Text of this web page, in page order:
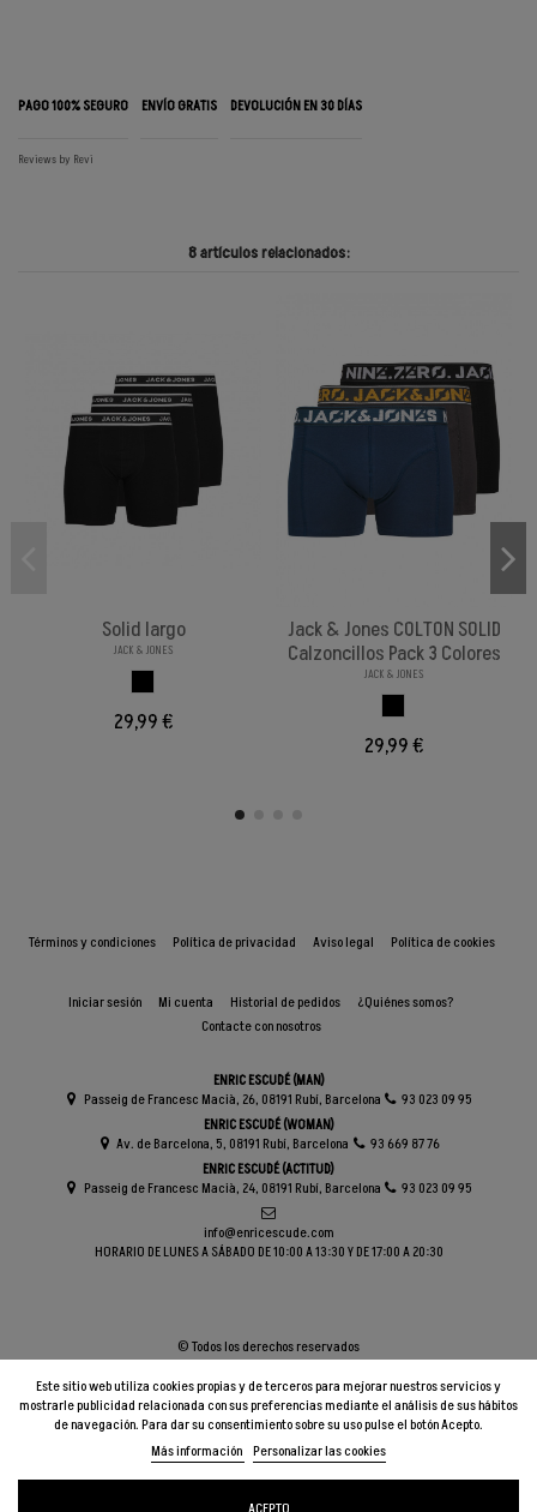
PAGO 100% SEGURO ENVÍO GRATIS DEVOLUCIÓN EN 30 DÍAS
Reviews by Revi
8 artículos relacionados:
Solid largo
JACK & JONES
29,99 €
Jack & Jones COLTON SOLID
Calzoncillos Pack 3 Colores
JACK & JONES
29,99 €
Términos y condiciones Política de privacidad Aviso legal Política de cookies
Iniciar sesión Mi cuenta Historial de pedidos
¿Quiénes somos?
Contacte con nosotros
ENRIC ESCUDÉ (MAN)
Passeig de Francesc Macià, 26, 08191 Rubí, Barcelona
93 023 09 95
ENRIC ESCUDÉ (WOMAN)
Av. de Barcelona, 5, 08191 Rubí, Barcelona
93 669 87 76
ENRIC ESCUDÉ (ACTITUD)
Passeig de Francesc Macià, 24, 08191 Rubí, Barcelona
93 023 09 95
info@enricescude.com
HORARIO DE LUNES A SÁBADO DE 10:00 A 13:30 Y DE 17:00 A 20:30
Este sitio web utiliza cookies propias y de terceros para mejorar nuestros servicios y
mostrarle publicidad relacionada con sus preferencias mediante el análisis de sus hábitos
de navegación. Para dar su consentimiento sobre su uso pulse el botón Acepto.
Más información Personalizar las cookies
© Todos los derechos reservados